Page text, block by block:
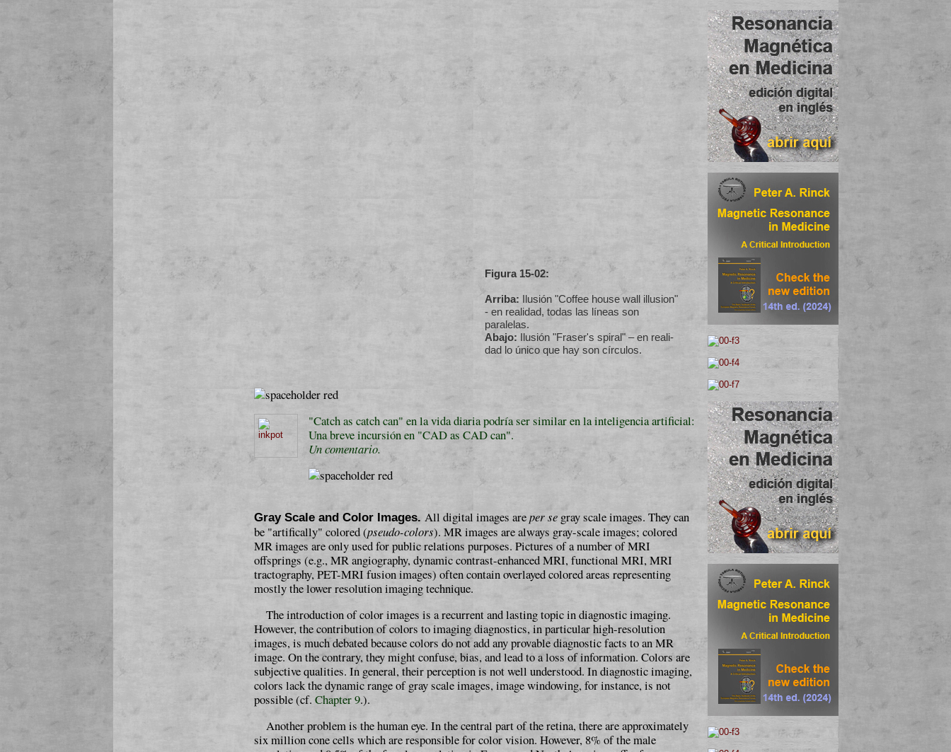
Figura 15-02:
Arriba: Ilusión "Coffee house wall illusion"
- en realidad, todas las líneas son
paralelas.
Abajo: Ilusión "Fraser's spiral" – en rea­li­
dad lo único que hay son círculos.
"Catch as catch can" en la vida diaria podría ser similar en la inteligencia artificial:
Una breve incursión en "CAD as CAD can".
Un comentario.
Gray Scale and Color Images.All digital images areper se gray scale images. They can
be "artifically" colored (pseudo-colors). MR images are always gray-scale ima­ges; colored
MR images are only used for public relations purposes. Pictures of a number of MRI
offsprings (e.g., MR angiography, dynamic contrast-enhanced MRI, functional MRI, MRI
tractography, PET-MRI fusion images) often contain over­layed colored areas representing
mostly the lower resolution imaging tech­ni­que.
The introduction of color images is a recurrent and lasting topic in diagnostic imaging.
However, the contribution of colors to imaging diagnostics, in particular high-resolution
images, is much debated because colors do not add any provable diagnostic facts to an MR
image. On the contrary, they might confuse, bias, and lead to a loss of information. Colors are
subjective qualities. In general, their per­cep­tion is not well understood. In diagnostic imaging,
colors lack the dynamic range of gray scale ima­ges, image windowing, for instance, is not
possible (cf.Chap­ter 9.).
Another problem is the human eye. In the central part of the retina, there are ap­pro­xi­ma­te­ly
six million cone cells which are responsible for color vision. However, 8% of the male